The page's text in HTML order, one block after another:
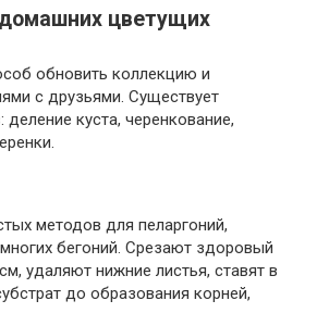
цветущих
обновить коллекцию и
с друзьями. Существует
куста, черенкование,
методов для пеларгоний,
бегоний. Срезают здоровый
удаляют нижние листья, ставят в
до образования корней,